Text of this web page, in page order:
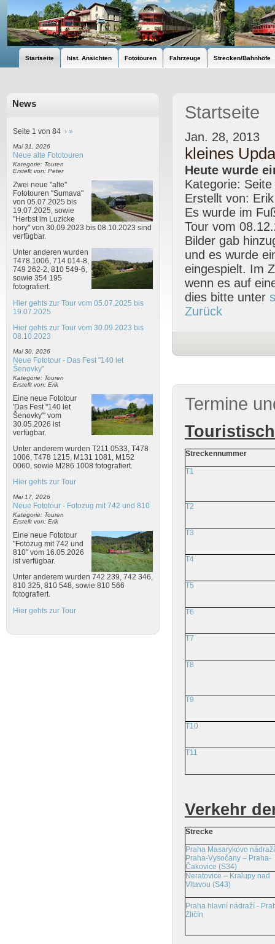
Startseite hist. Ansichten Fototouren Fahrzeuge Strecken/Bahnhöfe
News
Seite 1 von 84 › »
Mai 31, 2026
Neue alte Fototouren
Kategorie: Touren
Erstellt von: Peter
Zwei neue "alte"
Fototouren "Sumava"
von 05.07.2025 bis
19.07.2025, sowie
"Herbst im Luzicke
hory" von 30.09.2023 bis 08.10.2023 sind
verfügbar.
Unter anderen wurden
T478.1006, 714 014-8,
749 262-2, 810 549-6,
sowie 354 195
fotografiert.
Hier gehts zur Tour vom 05.07.2025 bis
19.07.2025
Hier gehts zur Tour vom 30.09.2023 bis
08.10.2023
Mai 30, 2026
Neue Fototour - Das Fest "140 let
Šenovky"
Kategorie: Touren
Erstellt von: Erik
Eine neue Fototour
'Das Fest "140 let
Šenovky"' vom
30.05.2026 ist
verfügbar.
Unter anderem wurden T211 0533, T478
1006, T478 1215, M131 1081, M152
0060, sowie M286 1008 fotografiert.
Hier gehts zur Tour
Mai 17, 2026
Neue Fototour - Fotozug mit 742 und 810
Kategorie: Touren
Erstellt von: Erik
Eine neue Fototour
"Fotozug mit 742 und
810" vom 16.05.2026
ist verfügbar.
Unter anderem wurden 742 239, 742 346,
810 325, 810 548, sowie 810 566
fotografiert.
Hier gehts zur Tour
Startseite
Jan. 28, 2013
kleines
Heute wurde
Kategorie: Seite
Erstellt von:
Es wurde im
Tour vom
Bilder gab
und es wurde
eingespielt. Im
wenn es auf
dies bitte unter
Zurück
Termine
Streckennummer
T1
T2
T3
T4
T5
T6
T7
T8
T9
T10
T11
Verkehr
Strecke
Praha Masarykovo
Praha-Vysočany – Praha-
Čakovice (S34)
Neratovice – Kralupy nad
Vltavou (S43)
Praha hlavní nádraží -
Zličín